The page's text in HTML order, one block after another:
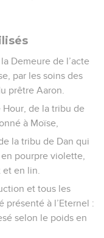
Demeure de l’acte
par les soins des
prêtre Aaron.
Hour, de la tribu de
à Moïse,
la tribu de Dan qui
pourpre violette,
en lin.
et tous les
présenté à l’Eternel :
selon le poids en